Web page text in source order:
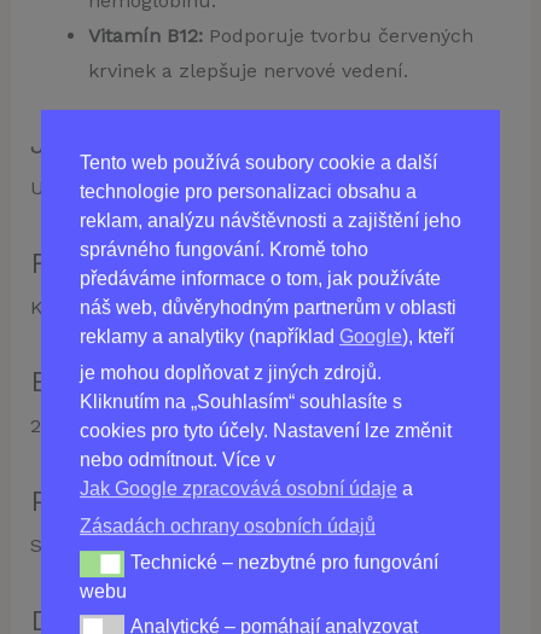
Tento web používá soubory cookie a další
technologie pro personalizaci obsahu a
reklam, analýzu návštěvnosti a zajištění jeho
správného fungování. Kromě toho
předáváme informace o tom, jak používáte
náš web, důvěryhodným partnerům v oblasti
reklamy a analytiky (například Google), kteří
je mohou doplňovat z jiných zdrojů.
Kliknutím na „Souhlasím“ souhlasíte s
cookies pro tyto účely. Nastavení lze změnit
nebo odmítnout. Více v
Jak Google zpracovává osobní údaje a
Zásadách ochrany osobních údajů
Technické – nezbytné pro fungování webu
Technické – nezbytné pro fungování
webu
Analytické – pomáhají analyzovat provoz na webu
Analytické – pomáhají analyzovat
Vitamín B12:Podporuje tvorbu červených
krvinek a zlepšuje nervové vedení.
Jak používat:
Užívejte 1 kapsli 2krát denně během jídla.
Forma:
Kapsle
Balení:
20 kapslí v kartonové krabičce.
Podmínky skladování:
Skladujte na suchém místě při teplotě do 25°C.
Doba použitelnosti: